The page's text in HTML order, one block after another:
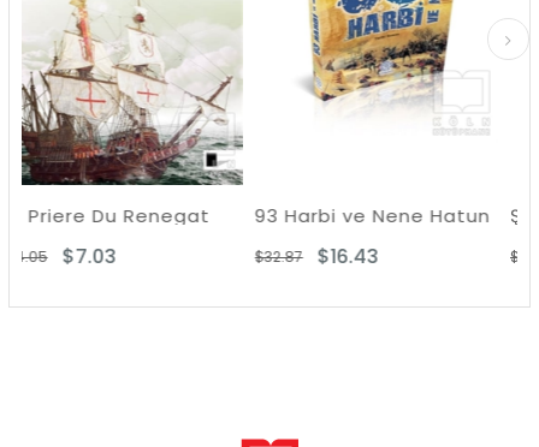
93 Harbi ve Nene Hatun
$32.87 $29.07